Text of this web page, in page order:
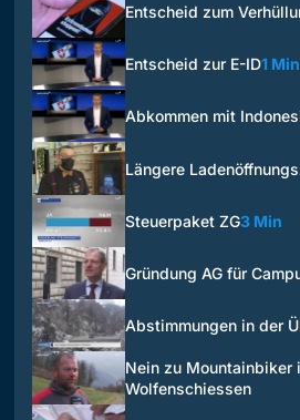
Entscheid zum
Entscheid zur E-ID1 Min
Abkommen mit
Längere
Steuerpaket ZG3 Min
Gründung AG für
Abstimmungen in der
Nein zu Mountainbiker
Wolfenschiessen